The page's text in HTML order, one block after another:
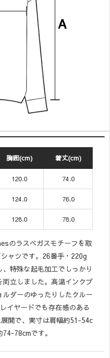
胸囲(cm) 着丈(cm)
120.0 74.0
124.0 76.0
128.0 78.0
のラスベガスモチーフを取
ャツです。26番手・220g
特殊な起毛加工でしっかり
立しました。高温インクプ
ダーのゆったりしたクルー
イヤードでも存在感のある
開で、実寸は肩幅約51-54c
78cmです。